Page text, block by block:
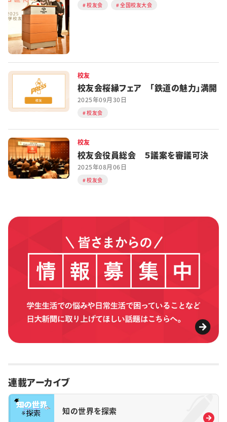
校友会 全国校友大会
校友
校友会桜縁フェア 「鉄道の魅力」満開
2025年09月30日
校友会
校友
校友会役員総会 ５議案を審議可決
2025年08月06日
校友会
連載アーカイブ
知の世界を探索